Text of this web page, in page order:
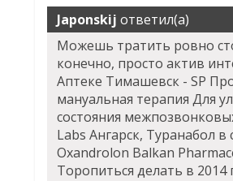
Japonskij ответил(а)
Можешь тратить ровно
конечно, просто актив
Аптеке Тимашевск - SP
мануальная терапия Для
состояния
Labs Ангарск, Туранабол в
Oxandrolon Balkan
Торопиться делать в 2014